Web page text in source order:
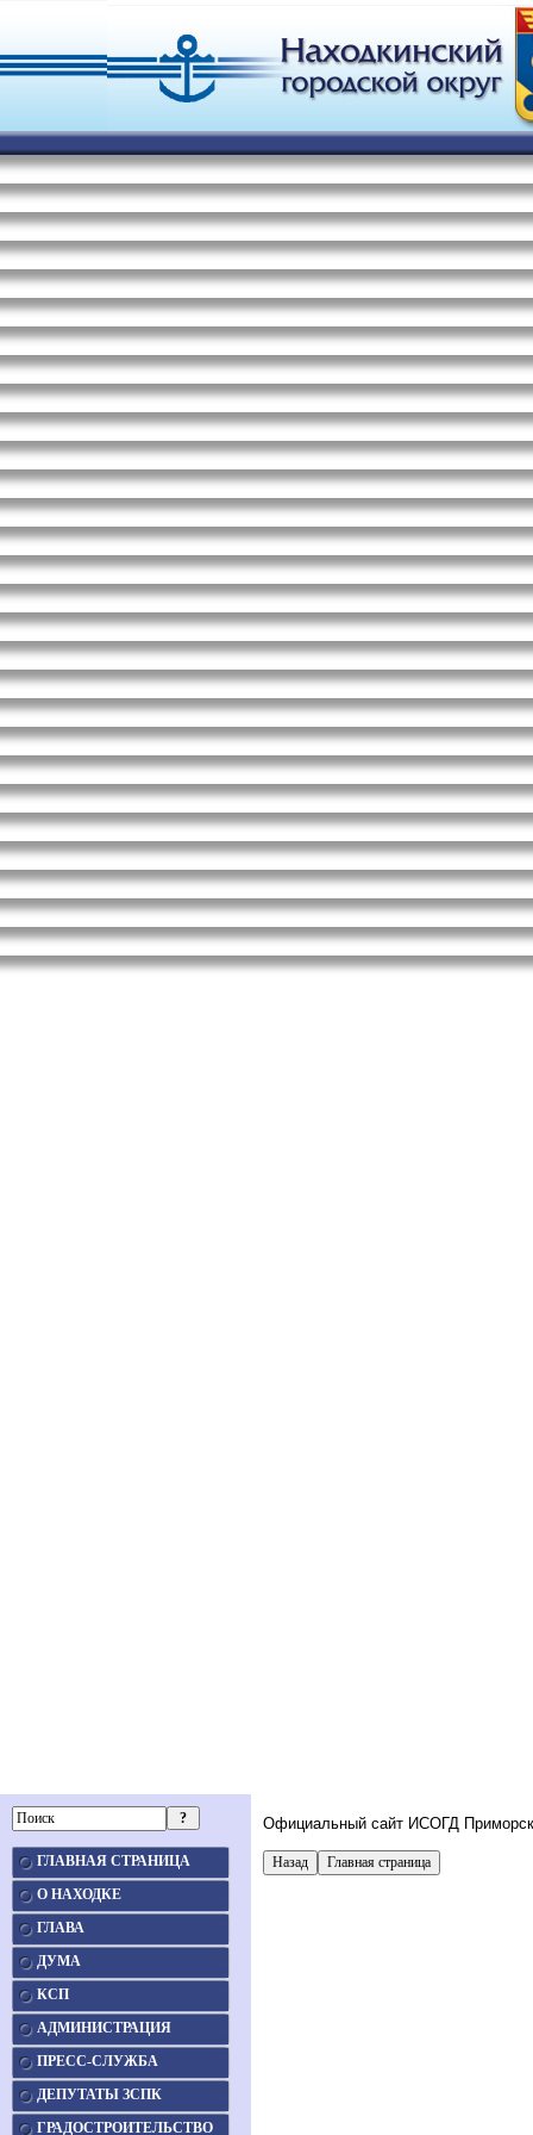
ГЛАВНАЯ СТРАНИЦА
О НАХОДКЕ
ГЛАВА
ДУМА
КСП
АДМИНИСТРАЦИЯ
ПРЕСС-СЛУЖБА
ДЕПУТАТЫ ЗСПК
ГРАДОСТРОИТЕЛЬСТВО
Официальный сайт ИСОГД